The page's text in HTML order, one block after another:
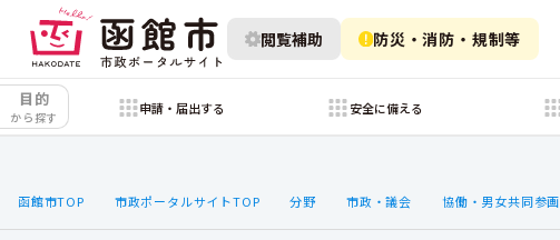
閲覧補助 防災・消防・規制等
目的
から探す
申請・届出する 安全に備える
函館市TOP 市政ポータルサイトTOP 分野 市政・議会 協働・男女共同参画